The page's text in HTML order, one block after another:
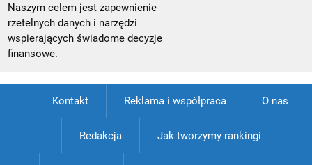
Naszym celem jest zapewnienie
rzetelnych danych i narzędzi
wspierających świadome decyzje
finansowe.
Kontakt Reklama i współpraca O nas
Redakcja Jak tworzymy rankingi